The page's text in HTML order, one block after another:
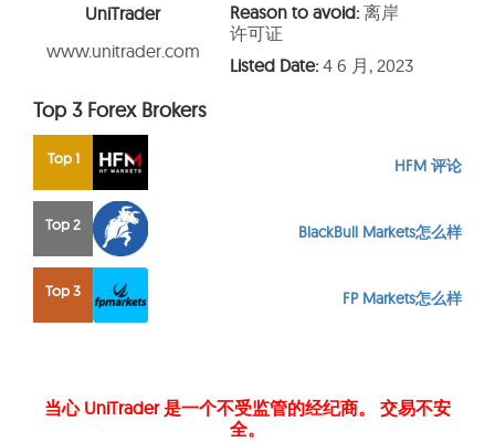
学习外汇交易
联系我们
开设一个免费账户
UniTrader
www.unitrader.com
Reason to avoid:离岸
许可证
Listed Date:4 6 月, 2023
Top 3 Forex Brokers
Top 1 HFM 评论
Top 2 BlackBull Markets怎么样
Top 3 FP Markets怎么样
当心 UniTrader 是一个不受监管的经纪商。 交易不安
全。